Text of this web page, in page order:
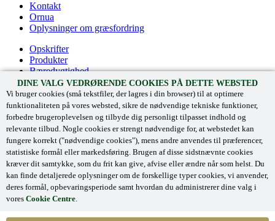
DINE VALG VEDRØRENDE COOKIES PÅ DETTE WEBSTED
Vi bruger cookies (små tekstfiler, der lagres i din browser) til at optimere
funktionaliteten på vores websted, sikre de nødvendige tekniske funktioner,
forbedre brugeroplevelsen og tilbyde dig personligt tilpasset indhold og
relevante tilbud. Nogle cookies er strengt nødvendige for, at webstedet kan
fungere korrekt ("nødvendige cookies"), mens andre anvendes til præferencer,
statistiske formål eller markedsføring. Brugen af disse sidstnævnte cookies
kræver dit samtykke, som du frit kan give, afvise eller ændre når som helst. Du
kan finde detaljerede oplysninger om de forskellige typer cookies, vi anvender,
deres formål, opbevaringsperiode samt hvordan du administrerer dine valg i
vores Cookie Centre.
Kontakt
Ornua
Oplysninger om græsfordring
Opskrifter
Produkter
Bæredygtighed
Historie
Kreate with Kerrygold
Kontakt
Kerrygold Irish Cream Liqueur
Ornua
‘Kerrygold’ and associated logos are registered trade marks.
©Ornua 2024. All Rights Reserved.